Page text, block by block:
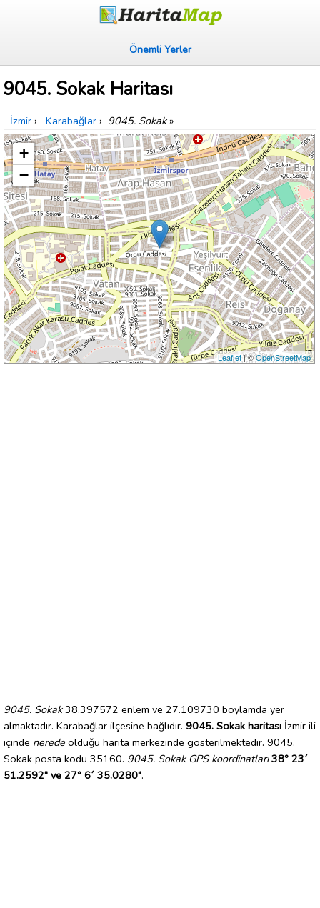
Önemli Yerler
9045. Sokak Haritası
İzmir › Karabağlar › 9045. Sokak»
+
−
Leaflet| ©OpenStreetMap
9045. Sokak38.397572 enlem ve 27.109730 boylamda yer
almaktadır. Karabağlar ilçesine bağlıdır. 9045. Sokak haritası İzmir ili
içinde nerede olduğu harita merkezinde gösterilmektedir. 9045.
Sokak posta kodu 35160. 9045. Sokak GPS koordinatları 38° 23´
51.2592" ve 27° 6´ 35.0280".